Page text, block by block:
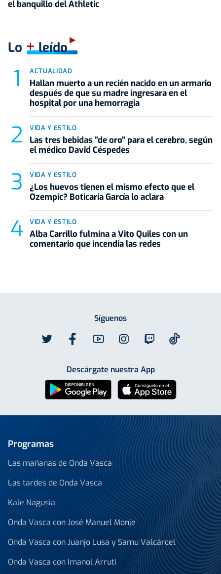
el banquillo del Athletic
Lo +leído
ACTUALIDAD
Hallan muerto a un recién nacido en un armario
después de que su madre ingresara en el
hospital por una hemorragia
VIDA Y ESTILO
Las tres bebidas "de oro" para el cerebro, según
el médico David Céspedes
VIDA Y ESTILO
¿Los huevos tienen el mismo efecto que el
Ozempic? Boticaria García lo aclara
VIDA Y ESTILO
Alba Carrillo fulmina a Vito Quiles con un
comentario que incendia las redes
Síguenos
Descárgate nuestra App
Programas
Las mañanas de Onda Vasca
Las tardes de Onda Vasca
Kale Nagusia
Onda Vasca con José Manuel Monje
Onda Vasca con Juanjo Lusa y Samu Valcárcel
Onda Vasca con Imanol Arruti